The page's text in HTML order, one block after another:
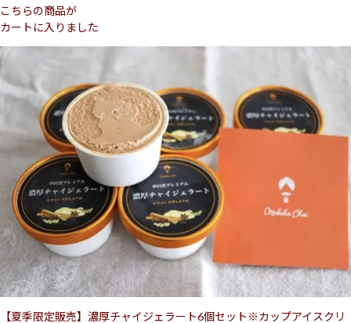
こちらの商品が
カートに入りました
【夏季限定販売】濃厚チャイジェラート6個セット※カップアイスクリ